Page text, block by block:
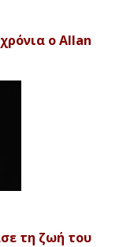
ο Allan
τη ζωή του